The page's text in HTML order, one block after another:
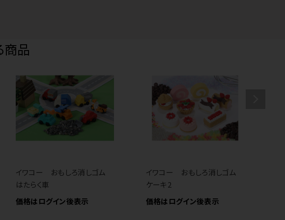
商品
イワコー おもしろ消しゴム
はたらく車
価格はログイン後表示
イワコー おもしろ消しゴム
ケーキ2
価格はログイン後表示